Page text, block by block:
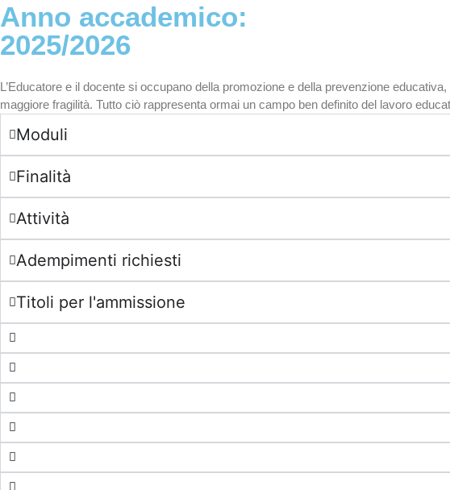
Anno accademico:
2025/2026
L’Educatore e il docente si occupano della promozione e della prevenzione
maggiore fragilità. Tutto ciò rappresenta ormai un campo ben definito del lavoro
Moduli
Finalità
Attività
Adempimenti richiesti
Titoli per l'ammissione